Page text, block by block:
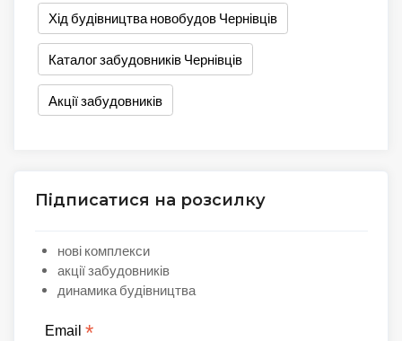
Хід будівництва новобудов Чернівців
Каталог забудовників Чернівців
Акції забудовників
Підписатися на розсилку
нові комплекси
акції забудовників
динамика будівництва
Email *